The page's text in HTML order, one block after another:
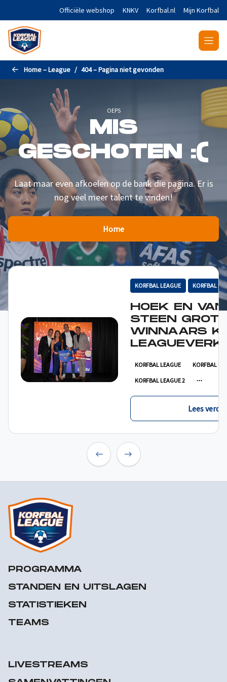
Naar de hoofdinhoud gaanOfficiële webshop KNKV Korfbal.nl Mijn Korfbal
Home – League 404 – Pagina niet gevonden
OEPS
MIS
GESCHOTEN :(
Laat maar even afkoelen op de bank die pagina. Er is
nog veel meer talent te vinden!
Home
KORFBAL LEAGUE KORFBAL
HOEK EN VAN
STEEN
WINNAARS
KORFBAL LEAGUE KORFBAL
KORFBAL LEAGUE 2
Lees verder
PROGRAMMA
STANDEN EN UITSLAGEN
STATISTIEKEN
TEAMS
LIVESTREAMS